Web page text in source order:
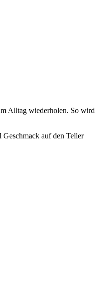
Alltag wiederholen. So wird
auf den Teller